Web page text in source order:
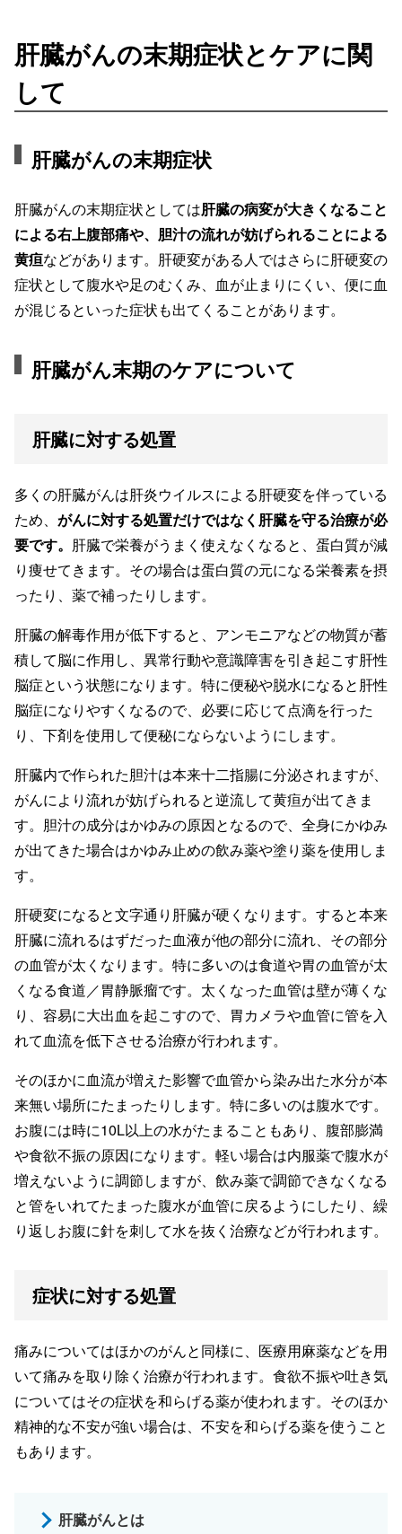
肝臓がんの末期症状とケアに関
して
肝臓がんの末期症状
肝臓がんの末期症状としては肝臓の病変が大きくなること
による右上腹部痛や、胆汁の流れが妨げられることによる
黄疸などがあります。肝硬変がある人ではさらに肝硬変の
症状として腹水や足のむくみ、血が止まりにくい、便に血
が混じるといった症状も出てくることがあります。
肝臓がん末期のケアについて
肝臓に対する処置
多くの肝臓がんは肝炎ウイルスによる肝硬変を伴っている
ため、 がんに対する処置だけではなく肝臓を守る治療が必
要です。 肝臓で栄養がうまく使えなくなると、蛋白質が減
り痩せてきます。その場合は蛋白質の元になる栄養素を摂
ったり、薬で補ったりします。
肝臓の解毒作用が低下すると、アンモニアなどの物質が蓄
積して脳に作用し、異常行動や意識障害を引き起こす肝性
脳症という状態になります。特に便秘や脱水になると肝性
脳症になりやすくなるので、必要に応じて点滴を行った
り、下剤を使用して便秘にならないようにします。
肝臓内で作られた胆汁は本来十二指腸に分泌されますが、
がんにより流れが妨げられると逆流して黄疸が出てきま
す。胆汁の成分はかゆみの原因となるので、全身にかゆみ
が出てきた場合はかゆみ止めの飲み薬や塗り薬を使用しま
す。
肝硬変になると文字通り肝臓が硬くなります。すると本来
肝臓に流れるはずだった血液が他の部分に流れ、その部分
の血管が太くなります。特に多いのは食道や胃の血管が太
くなる食道／胃静脈瘤です。太くなった血管は壁が薄くな
り、容易に大出血を起こすので、胃カメラや血管に管を入
れて血流を低下させる治療が行われます。
そのほかに血流が増えた影響で血管から染み出た水分が本
来無い場所にたまったりします。特に多いのは腹水です。
お腹には時に10L以上の水がたまることもあり、腹部膨満
や食欲不振の原因になります。軽い場合は内服薬で腹水が
増えないように調節しますが、飲み薬で調節できなくなる
と管をいれてたまった腹水が血管に戻るようにしたり、繰
り返しお腹に針を刺して水を抜く治療などが行われます。
症状に対する処置
痛みについてはほかのがんと同様に、医療用麻薬などを用
いて痛みを取り除く治療が行われます。食欲不振や吐き気
についてはその症状を和らげる薬が使われます。そのほか
精神的な不安が強い場合は、不安を和らげる薬を使うこと
もあります。
肝臓がんとは